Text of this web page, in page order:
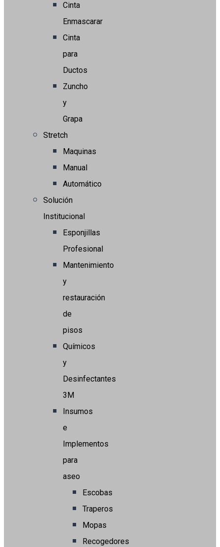
Cinta
Enmascarar
Cinta
para
Ductos
Zuncho
y
Grapa
Stretch
Maquinas
Manual
Automático
Solución
Institucional
Esponjillas
Profesional
Mantenimiento
y
restauración
de
pisos
Químicos
y
Desinfectantes
3M
Insumos
e
Implementos
para
aseo
Escobas
Traperos
Mopas
Recogedores